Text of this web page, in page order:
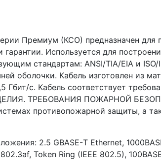
Премиум (КСО) предназначен для
гарантии. Используется для
стандартам: ANSI/TIA/EIA и
оболочки. Кабель изготовлен из
Гбит/с. Кабель соответствует
ТРЕБОВАНИЯ ПОЖАРНОЙ
противопожарной защиты, а
2.5 GBASE-Т Ethernet,
Token Ring (IEEE 802.5),